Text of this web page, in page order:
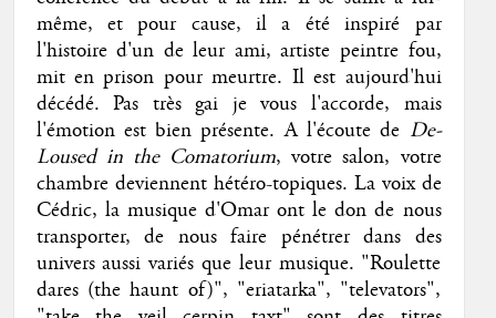
même, et pour cause, il a été inspiré par
l'histoire d'un de leur ami, artiste peintre fou,
mit en prison pour meurtre. Il est aujourd'hui
décédé. Pas très gai je vous l'accorde, mais
l'émotion est bien présente. A l'écoute de De-
Loused in the Comatorium, votre salon, votre
chambre deviennent hétéro-topiques. La voix de
Cédric, la musique d'Omar ont le don de nous
transporter, de nous faire pénétrer dans des
univers aussi variés que leur musique. "Roulette
dares (the haunt of)", "eriatarka", "televators",